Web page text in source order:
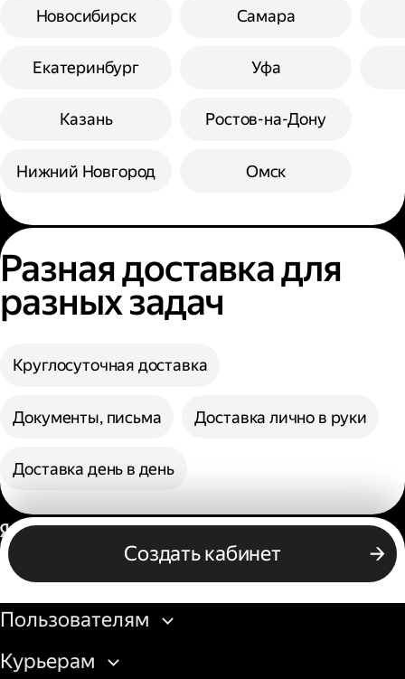
Новосибирск
Екатеринбург
Казань
Нижний Новгород
Самара
Уфа
Ростов-на-Дону
Омск
Разная доставка для
разных задач
Круглосуточная доставка
Документы, письма Доставка лично в руки
Доставка день в день
Создать кабинет
Россия
Бизнесу
Пользователям
Курьерам